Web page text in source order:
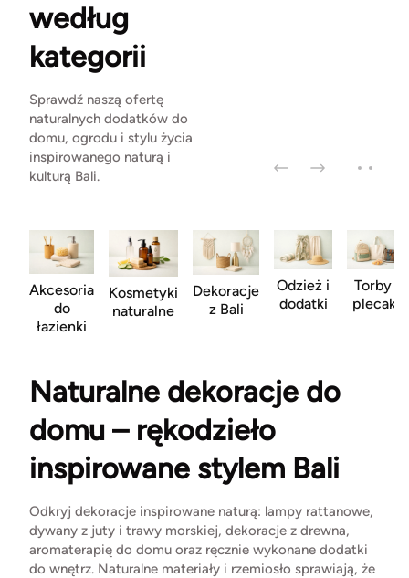
według
kategorii
Sprawdź naszą ofertę
naturalnych dodatków do
domu, ogrodu i stylu życia
inspirowanego naturą i
kulturą Bali.
Akcesoria
do
łazienki
Kosmetyki
naturalne
Dekoracje
z Bali
Odzież i
dodatki
Torby i
plecaki
Naturalne dekoracje do
domu – rękodzieło
inspirowane stylem Bali
Odkryj dekoracje inspirowane naturą: lampy rattanowe,
dywany z juty i trawy morskiej, dekoracje z drewna,
aromaterapię do domu oraz ręcznie wykonane dodatki
do wnętrz. Naturalne materiały i rzemiosło sprawiają, że